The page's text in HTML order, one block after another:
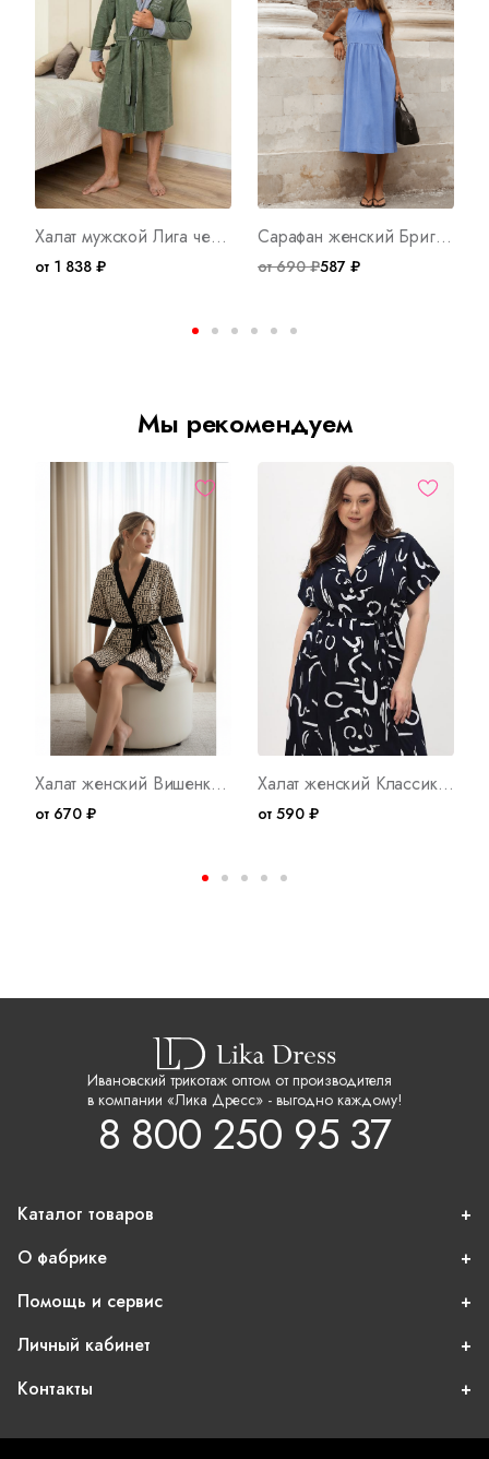
Халат мужской Лига чемпионов Х Арт. 7778
от 1 838 ₽
Сарафан женский Бриг Арт. 8329
от 690 ₽587 ₽
Мы рекомендуем
Халат женский Вишенка Арт. 10031
от 670 ₽
Халат женский Классик Б Арт. 10041
от 590 ₽
Ивановский трикотаж оптом от производителя
в компании «Лика Дресс» - выгодно каждому!
8 800 250 95 37
Каталог товаров
О фабрике
Помощь и сервис
Личный кабинет
Контакты